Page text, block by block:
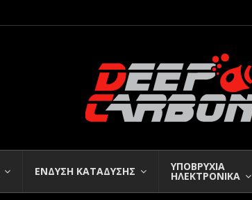
ΕΝΔΥΣΗ ΚΑΤΑΔΥΣΗΣ ΥΠΟΒΡΥΧΙΑ
ΗΛΕΚΤΡΟΝΙΚΑ